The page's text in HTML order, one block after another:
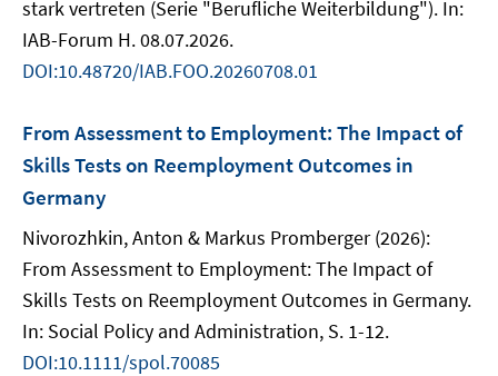
stark vertreten (Serie "Berufliche Weiterbildung"). In:
IAB-Forum H. 08.07.2026.
DOI:10.48720/IAB.FOO.20260708.01
From Assessment to Employment: The Impact of
Skills Tests on Reemployment Outcomes in
Germany
Nivorozhkin, Anton & Markus Promberger (2026):
From Assessment to Employment: The Impact of
Skills Tests on Reemployment Outcomes in Germany.
In: Social Policy and Administration, S. 1-12.
DOI:10.1111/spol.70085